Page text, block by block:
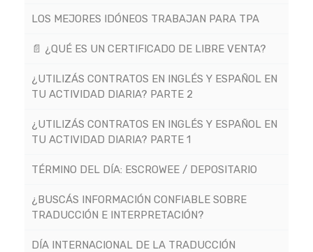
LOS MEJORES IDÓNEOS TRABAJAN PARA TPA
📄 ¿QUÉ ES UN CERTIFICADO DE LIBRE VENTA?
¿UTILIZÁS CONTRATOS EN INGLÉS Y ESPAÑOL EN
TU ACTIVIDAD DIARIA? PARTE 2
¿UTILIZÁS CONTRATOS EN INGLÉS Y ESPAÑOL EN
TU ACTIVIDAD DIARIA? PARTE 1
TÉRMINO DEL DÍA: ESCROWEE / DEPOSITARIO
¿BUSCÁS INFORMACIÓN CONFIABLE SOBRE
TRADUCCIÓN E INTERPRETACIÓN?
DÍA INTERNACIONAL DE LA TRADUCCIÓN